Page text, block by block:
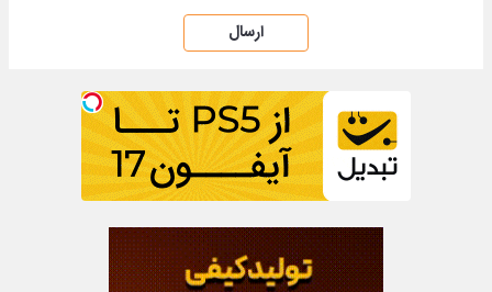
ارسال